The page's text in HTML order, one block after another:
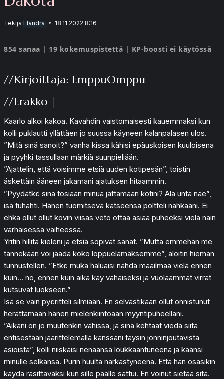
Tekijä Elandra 18.11.2022 8:16
854 sanaa | 19 kokemuspistettä | KP-boosti ei käytössä
//Kirjoittaja: EmppuOmppu
//Erakko |
Kaarlo alkoi kakoa. Kavahdin vaistomaisesti kauemmaksi kun
kolli puklautti yllättäen jo suussa käyneen kalanpalasen ulos.
”Mitä sinä sanoit?” vanha kissa kähisi epäuskoisen kuuloisena
ja pyyhki tassullaan märkiä suunpieliään.
”Ajattelin, että voisimme etsiä uuden kotipesän”, toistin
äskettäin ääneen jakamani ajatuksen hitaammin.
”Pyydätkö sinä tosiaan minua jättämään kotini? Älä unta näe”,
isä tuhahti. Hänen tuomitseva katseensa poltteli nahkaani. Ei
ehkä ollut ollut kovin viisas veto ottaa asiaa puheeksi vielä näin
varhaisessa vaiheessa.
Yritin hillitä kieleni ja etsiä sopivat sanat. ”Mutta emmehän me
tännekään voi jäädä koko loppuelämäksemme”, aloitin hieman
tunnustellen. ”Etkö muka haluaisi nähdä maailmaa vielä ennen
kuin… no, ennen kuin aika käy vähäiseksi ja vuolaammat virrat
kutsuvat luokseen.”
Isä se vain pyöritteli silmiään. En selvästikään ollut onnistunut
herättämään hänen mielenkiintoaan myyntipuheellani.
”Aikani on jo muutenkin vähissä, ja sinä kehtaat viedä siitä
entisestään jaarittelemalla kanssani täysin jonninjoutavista
asioista”, kolli niiskaisi nenäänsä loukkaantuneena ja käänsi
minulle selkänsä. Purin huulta närkästyneenä. Että hän osasikin
käydä rasittavaksi kun sille päälle sattui. En voinut sietää sitä.